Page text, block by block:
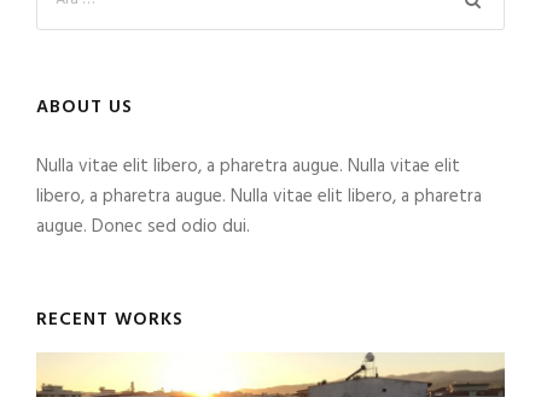
ABOUT US
Nulla vitae elit libero, a pharetra augue. Nulla vitae elit
libero, a pharetra augue. Nulla vitae elit libero, a pharetra
augue. Donec sed odio dui.
RECENT WORKS